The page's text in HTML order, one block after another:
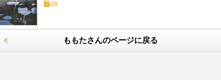
28
ももたさんのページに戻る